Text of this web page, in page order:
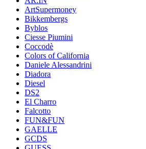
ArtSupermoney
Bikkembergs
Byblos
Ciesse Piumini
Coccodè
Colors of California
Daniele Alessandrini
Diadora
Diesel
DS2
El Charro
Falcotto
FUN&FUN
GAELLE
GCDS